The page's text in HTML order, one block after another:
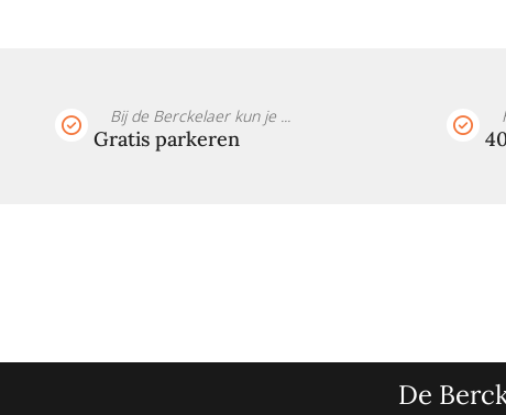
Bij de Berckelaer kun je ...
Gratis parkeren
De